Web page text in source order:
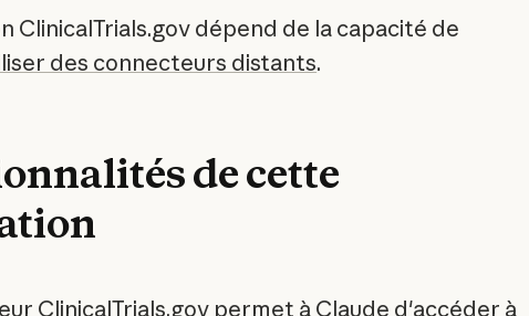
ClinicalTrials.gov dépend de la capacité de
des connecteurs distants.
de cette
ClinicalTrials.gov permet à Claude d'accéder à